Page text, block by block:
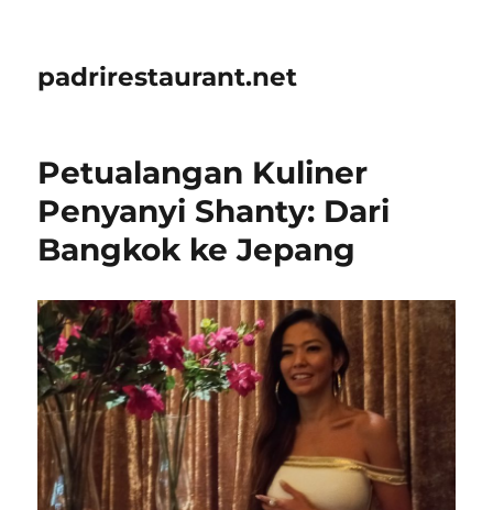
padrirestaurant.net
Petualangan Kuliner
Penyanyi Shanty: Dari
Bangkok ke Jepang